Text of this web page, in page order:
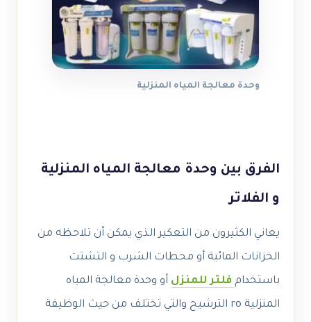
وحدة معالجة المياه المنزلية
الفرق بين وحدة معالجة المياه المنزلية
و الفلاتر
يعاني الكثيرون من التعكير الذي يمكن أن تلاحظه من
الخزانات المائية أو محطات الشرب و التشتت
باستخدام فلتر للمنزل أو وحدة معالجة المياه
المنزلية ro الترشيح والتي تختلف من حيث الوظيفة